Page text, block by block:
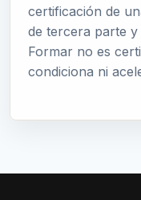
certificación de
de tercera parte y
Formar no es
condiciona ni